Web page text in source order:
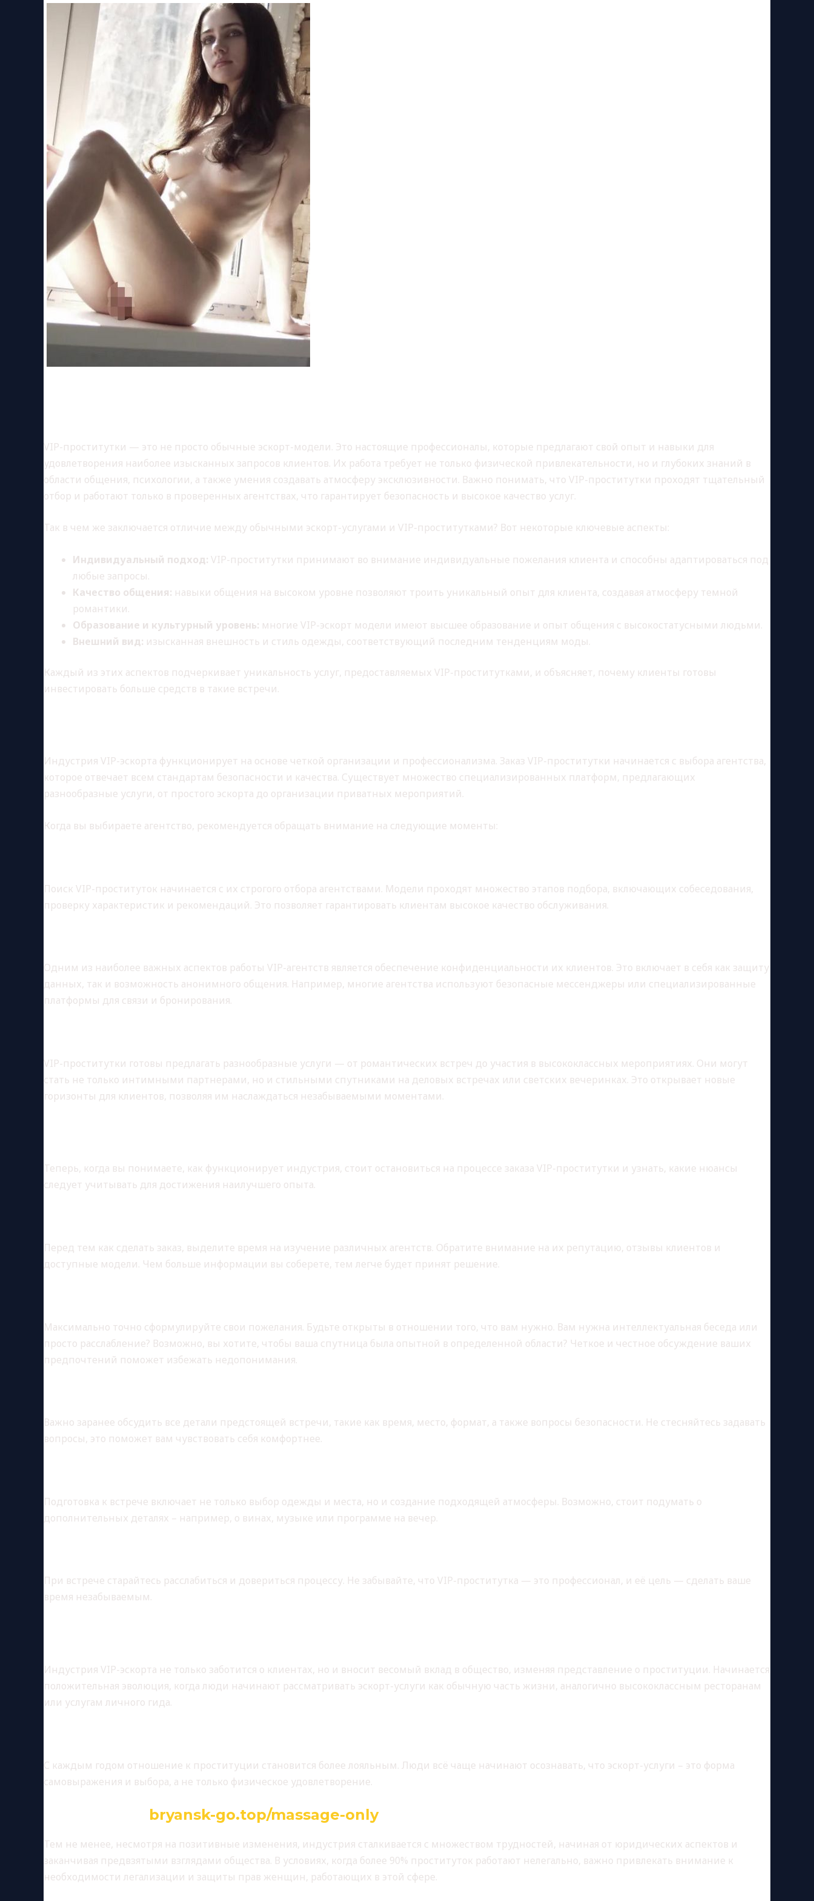
VIP-проститутки — это не просто обычные эскорт-модели. Это настоящие профессионалы, которые предлагают свой опыт и навыки для
удовлетворения наиболее изысканных запросов клиентов. Их работа требует не только физической привлекательности, но и глубоких знаний в
области общения, психологии, а также умения создавать атмосферу эксклюзивности. Важно понимать, что VIP-проститутки проходят тщательный
отбор и работают только в проверенных агентствах, что гарантирует безопасность и высокое качество услуг.
Так в чем же заключается отличие между обычными эскорт-услугами и VIP-проститутками? Вот некоторые ключевые аспекты:
Индивидуальный подход: VIP-проститутки принимают во внимание индивидуальные пожелания клиента и способны адаптироваться под
любые запросы.
Качество общения: навыки общения на высоком уровне позволяют троить уникальный опыт для клиента, создавая атмосферу темной
романтики.
Образование и культурный уровень: многие VIP-эскорт модели имеют высшее образование и опыт общения с высокостатусными людьми.
Внешний вид: изысканная внешность и стиль одежды, соответствующий последним тенденциям моды.
Каждый из этих аспектов подчеркивает уникальность услуг, предоставляемых VIP-проститутками, и объясняет, почему клиенты готовы
инвестировать больше средств в такие встречи.
Индустрия VIP-эскорта функционирует на основе четкой организации и профессионализма. Заказ VIP-проститутки начинается с выбора агентства,
которое отвечает всем стандартам безопасности и качества. Существует множество специализированных платформ, предлагающих
разнообразные услуги, от простого эскорта до организации приватных мероприятий.
Когда вы выбираете агентство, рекомендуется обращать внимание на следующие моменты:
Поиск VIP-проституток начинается с их строгого отбора агентствами. Модели проходят множество этапов подбора, включающих собеседования,
проверку характеристик и рекомендаций. Это позволяет гарантировать клиентам высокое качество обслуживания.
Одним из наиболее важных аспектов работы VIP-агентств является обеспечение конфиденциальности их клиентов. Это включает в себя как защиту
данных, так и возможность анонимного общения. Например, многие агентства используют безопасные мессенджеры или специализированные
платформы для связи и бронирования.
VIP-проститутки готовы предлагать разнообразные услуги — от романтических встреч до участия в высококлассных мероприятиях. Они могут
стать не только интимными партнерами, но и стильными спутниками на деловых встречах или светских вечеринках. Это открывает новые
горизонты для клиентов, позволяя им наслаждаться незабываемыми моментами.
Теперь, когда вы понимаете, как функционирует индустрия, стоит остановиться на процессе заказа VIP-проститутки и узнать, какие нюансы
следует учитывать для достижения наилучшего опыта.
Перед тем как сделать заказ, выделите время на изучение различных агентств. Обратите внимание на их репутацию, отзывы клиентов и
доступные модели. Чем больше информации вы соберете, тем легче будет принят решение.
Максимально точно сформулируйте свои пожелания. Будьте открыты в отношении того, что вам нужно. Вам нужна интеллектуальная беседа или
просто расслабление? Возможно, вы хотите, чтобы ваша спутница была опытной в определенной области? Четкое и честное обсуждение ваших
предпочтений поможет избежать недопонимания.
Важно заранее обсудить все детали предстоящей встречи, такие как время, место, формат, а также вопросы безопасности. Не стесняйтесь задавать
вопросы, это поможет вам чувствовать себя комфортнее.
Подготовка к встрече включает не только выбор одежды и места, но и создание подходящей атмосферы. Возможно, стоит подумать о
дополнительных деталях – например, о винах, музыке или программе на вечер.
При встрече старайтесь расслабиться и довериться процессу. Не забывайте, что VIP-проститутка — это профессионал, и её цель — сделать ваше
время незабываемым.
Индустрия VIP-эскорта не только заботится о клиентах, но и вносит весомый вклад в общество, изменяя представление о проституции. Начинается
положительная эволюция, когда люди начинают рассматривать эскорт-услуги как обычную часть жизни, аналогично высококлассным ресторанам
или услугам личного гида.
С каждым годом отношение к проституции становится более лояльным. Люди всё чаще начинают осознавать, что эскорт-услуги – это форма
самовыражения и выбора, а не только физическое удовлетворение.
bryansk-go.top/massage-onlyвызовы в индустрии
Тем не менее, несмотря на позитивные изменения, индустрия сталкивается с множеством трудностей, начиная от юридических аспектов и
заканчивая предвзятыми взглядами общества. В условиях, когда более 90% проституток работают нелегально, важно привлекать внимание к
необходимости легализации и защиты прав женщин, работающих в этой сфере.